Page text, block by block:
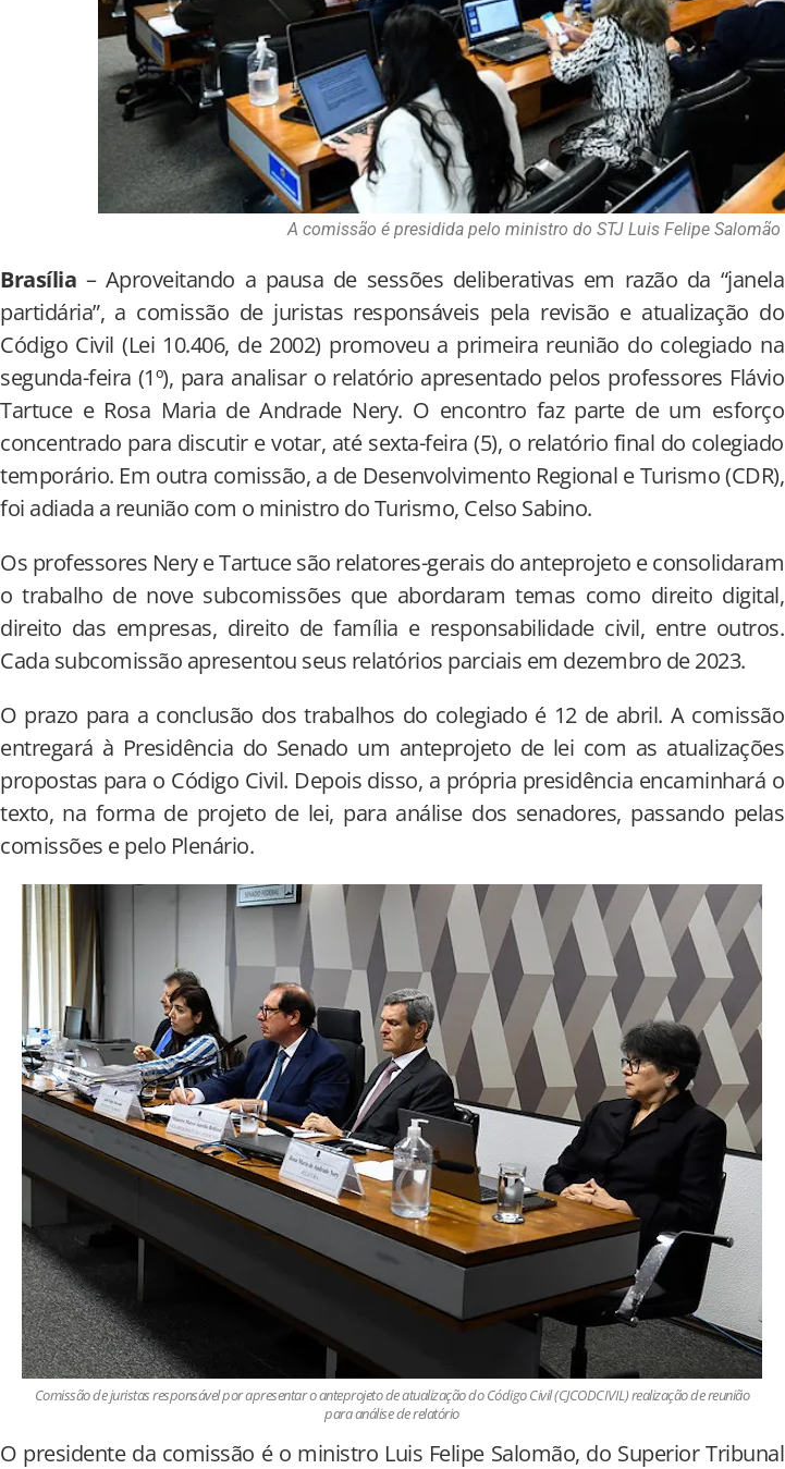
A comissão é presidida pelo ministro do STJ Luis Felipe Salomão
Brasília – Aproveitando a pausa de sessões deliberativas em razão da “janela
partidária”, a comissão de juristas responsáveis pela revisão e atualização do
Código Civil (Lei 10.406, de 2002) promoveu a primeira reunião do colegiado na
segunda-feira (1º), para analisar o relatório apresentado pelos professores Flávio
Tartuce e Rosa Maria de Andrade Nery. O encontro faz parte de um esforço
concentrado para discutir e votar, até sexta-feira (5), o relatório final do colegiado
temporário. Em outra comissão, a de Desenvolvimento Regional e Turismo (CDR),
foi adiada a reunião com o ministro do Turismo, Celso Sabino.
Os professores Nery e Tartuce são relatores-gerais do anteprojeto e consolidaram
o trabalho de nove subcomissões que abordaram temas como direito digital,
direito das empresas, direito de família e responsabilidade civil, entre outros.
Cada subcomissão apresentou seus relatórios parciais em dezembro de 2023.
O prazo para a conclusão dos trabalhos do colegiado é 12 de abril. A comissão
entregará à Presidência do Senado um anteprojeto de lei com as atualizações
propostas para o Código Civil. Depois disso, a própria presidência encaminhará o
texto, na forma de projeto de lei, para análise dos senadores, passando pelas
comissões e pelo Plenário.
Comissão de juristas responsável por apresentar o anteprojeto de atualização do Código Civil (CJCODCIVIL) realização de reunião
para análise de relatório
O presidente da comissão é o ministro Luis Felipe Salomão, do Superior Tribunal